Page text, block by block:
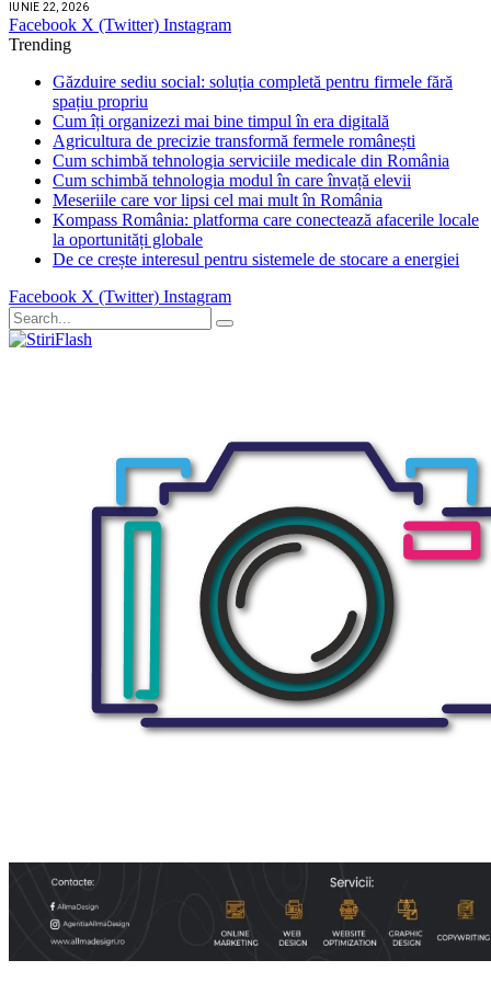
IUNIE 22, 2026
Facebook X (Twitter) Instagram
Trending
Găzduire sediu social: soluția completă pentru firmele fără
spațiu propriu
Cum îți organizezi mai bine timpul în era digitală
Agricultura de precizie transformă fermele românești
Cum schimbă tehnologia serviciile medicale din România
Cum schimbă tehnologia modul în care învață elevii
Meseriile care vor lipsi cel mai mult în România
Kompass România: platforma care conectează afacerile locale
la oportunități globale
De ce crește interesul pentru sistemele de stocare a energiei
Facebook X (Twitter) Instagram